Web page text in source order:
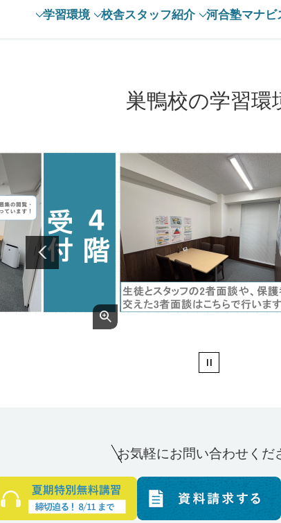
学習環境 校舎スタッフ紹介 河合塾マナビ
巣鴨校の学習環
お気軽にお問い合わせくだ